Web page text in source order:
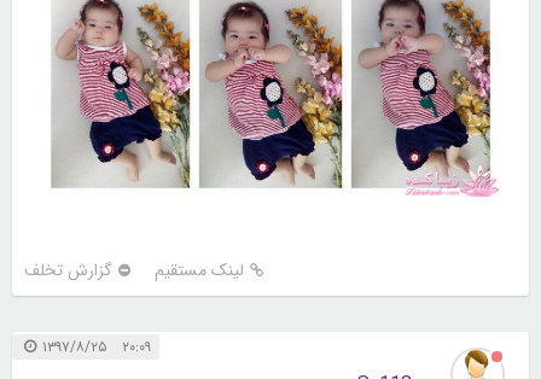
لینک مستقیم گزارش تخلف
۲۰:۰۹ ۱۳۹۷/۸/۲۵